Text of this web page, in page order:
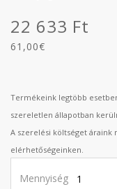
22 633 Ft
61,00€
Termékeink legtöbb
szereletlen állapotban
A szerelési költséget
elérhetőségeinken.
Mennyiség